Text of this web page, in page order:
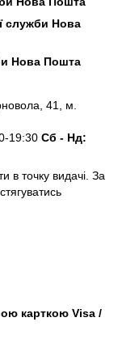
служби Нова
Нова Пошта
41, м.
19:30 Сб - Нд:
в точку видачі. За
карткою Visa /